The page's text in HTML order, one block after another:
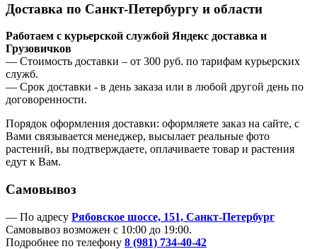
Доставка по Санкт-Петербургу и области
Работаем с курьерской службой Яндекс доставка и
Грузовичков
— Стоимость доставки – от 300 руб. по тарифам курьерских
служб.
— Срок доставки - в день заказа или в любой другой день по
договоренности.
Порядок оформления доставки: оформляете заказ на сайте, с
Вами связывается менеджер, высылает реальные фото
растений, вы подтверждаете, оплачиваете товар и растения
едут к Вам.
Самовывоз
— По адресу Рябовское шоссе, 151, Санкт-Петербург
Самовывоз возможен с 10:00 до 19:00.
Подробнее по телефону 8 (981) 734-40-42